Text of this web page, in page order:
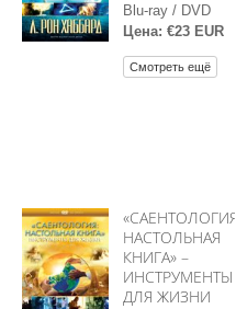
Blu-ray / DVD
Цена: €23 EUR
Смотреть ещё
«САЕНТОЛОГИЯ:
НАСТОЛЬНАЯ
КНИГА» –
ИНСТРУМЕНТЫ
ДЛЯ ЖИЗНИ